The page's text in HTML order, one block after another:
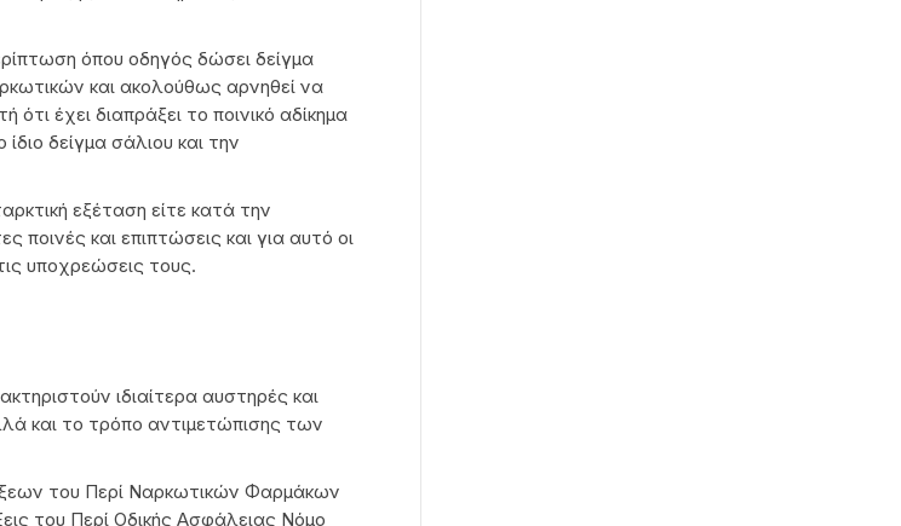
όπου οδηγός δώσει δείγμα
και ακολούθως αρνηθεί να
έχει διαπράξει το ποινικό αδίκημα
δείγμα σάλιου και την
εξέταση είτε κατά την
ποινές και επιπτώσεις και για αυτό οι
υποχρεώσεις τους.
ιδιαίτερα αυστηρές και
και το τρόπο αντιμετώπισης των
του Περί Ναρκωτικών Φαρμάκων
του Περί Οδικής Ασφάλειας Νόμο